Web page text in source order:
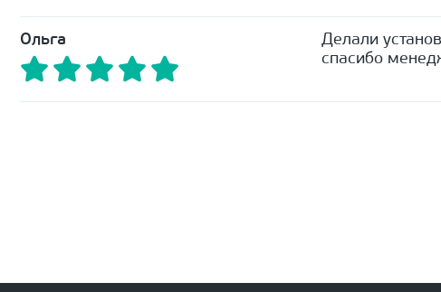
Ольга
Делали
спасибо